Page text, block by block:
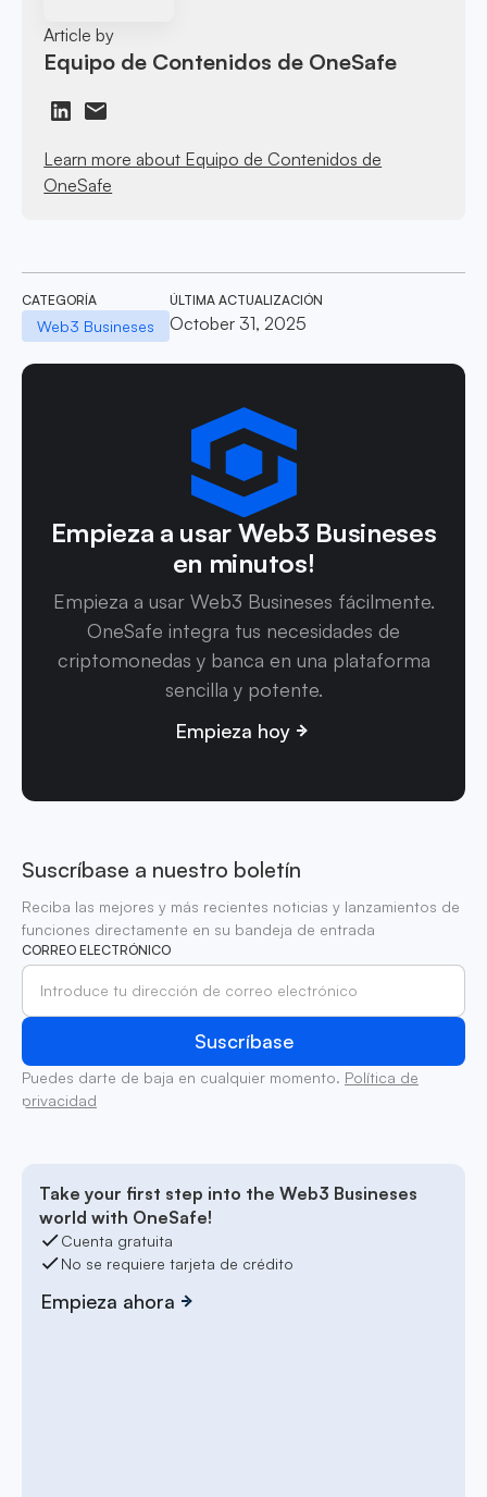
Article by
Equipo de Contenidos de OneSafe
Learn more about Equipo de Contenidos de
OneSafe
CATEGORÍA
Web3 Busineses
ÚLTIMA ACTUALIZACIÓN
October 31, 2025
Empieza a usar Web3 Busineses
en minutos!
Empieza a usar Web3 Busineses fácilmente.
OneSafe integra tus necesidades de
criptomonedas y banca en una plataforma
sencilla y potente.
Empieza hoy
Suscríbase a nuestro boletín
Reciba las mejores y más recientes noticias y lanzamientos de
funciones directamente en su bandeja de entrada
CORREO ELECTRÓNICO
Puedes darte de baja en cualquier momento. Política de
privacidad
Take your first step into the Web3 Busineses
world with OneSafe!
Cuenta gratuita
No se requiere tarjeta de crédito
Empieza ahora